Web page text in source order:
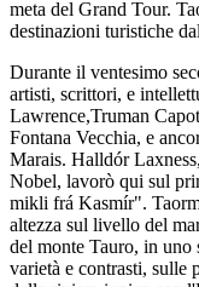
meta del Grand Tour.
destinazioni turistiche
Durante il ventesimo
artisti, scrittori, e
Lawrence,Truman
Fontana Vecchia, e
Marais. Halldór
Nobel, lavorò qui sul
mikli frá Kasmír".
altezza sul livello del
del monte Tauro, in uno
varietà e contrasti, sulle